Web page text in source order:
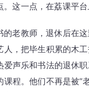
这一点，在荔课平
的老教师，退休后在
，把毕生积累的木
爱声乐和书法的退休
程。他们不再是被“